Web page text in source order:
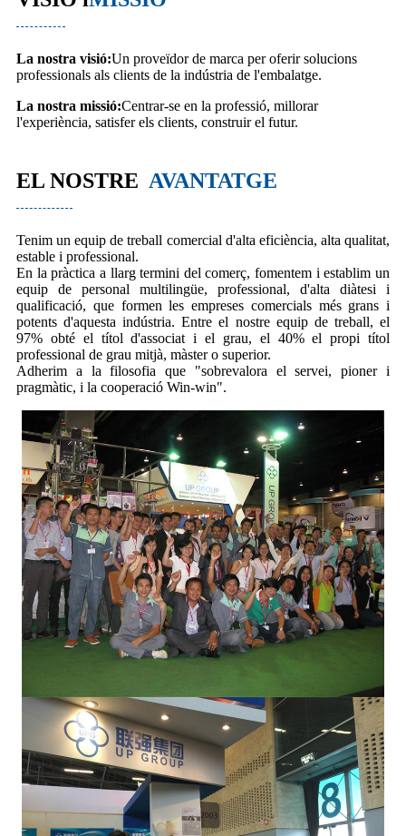
La nostra visió:Un proveïdor de marca per oferir solucions
professionals als clients de la indústria de l'embalatge.
La nostra missió:Centrar-se en la professió, millorar
l'experiència, satisfer els clients, construir el futur.
EL NOSTRE AVANTATGE
Tenim un equip de treball comercial d'alta eficiència, alta qualitat,
estable i professional.
En la pràctica a llarg termini del comerç, fomentem i establim un
equip de personal multilingüe, professional, d'alta diàtesi i
qualificació, que formen les empreses comercials més grans i
potents d'aquesta indústria. Entre el nostre equip de treball, el
97% obté el títol d'associat i el grau, el 40% el propi títol
professional de grau mitjà, màster o superior.
Adherim a la filosofia que "sobrevalora el servei, pioner i
pragmàtic, i la cooperació Win-win".